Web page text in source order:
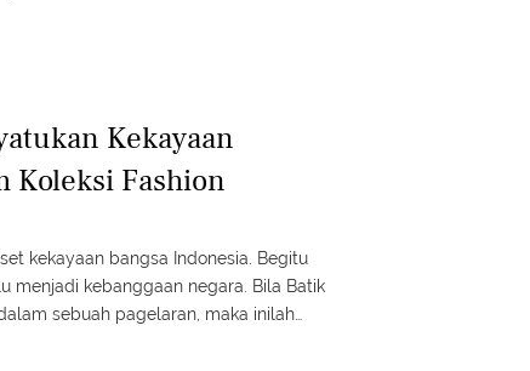
Kekayaan
Koleksi Fashion
kekayaan bangsa Indonesia. Begitu
menjadi kebanggaan negara. Bila Batik
sebuah pagelaran, maka inilah